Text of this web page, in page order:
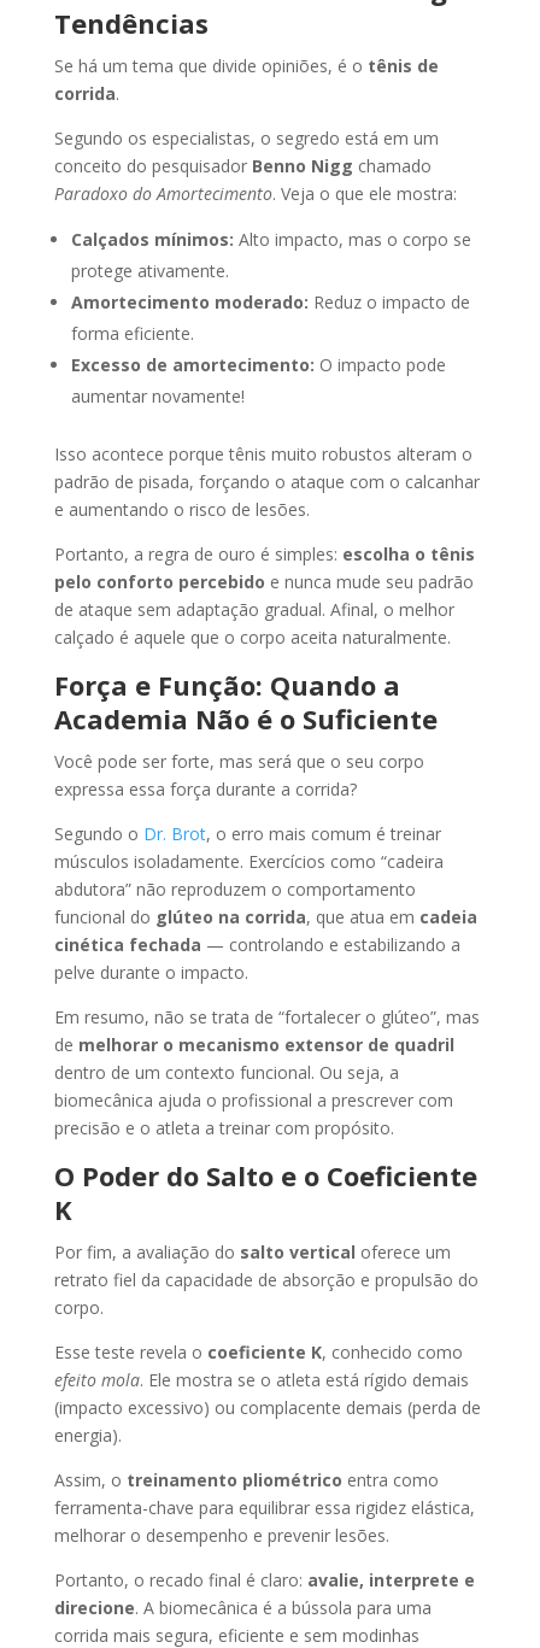
Tendências
Se há um tema que divide opiniões, é o tênis de
corrida.
Segundo os especialistas, o segredo está em um
conceito do pesquisador Benno Nigg chamado
Paradoxo do Amortecimento. Veja o que ele mostra:
Calçados mínimos: Alto impacto, mas o corpo se
protege ativamente.
Amortecimento moderado: Reduz o impacto de
forma eficiente.
Excesso de amortecimento: O impacto pode
aumentar novamente!
Isso acontece porque tênis muito robustos alteram o
padrão de pisada, forçando o ataque com o calcanhar
e aumentando o risco de lesões.
Portanto, a regra de ouro é simples: escolha o tênis
pelo conforto percebido e nunca mude seu padrão
de ataque sem adaptação gradual. Afinal, o melhor
calçado é aquele que o corpo aceita naturalmente.
Força e Função: Quando a
Academia Não é o Suficiente
Você pode ser forte, mas será que o seu corpo
expressa essa força durante a corrida?
Segundo o Dr. Brot, o erro mais comum é treinar
músculos isoladamente. Exercícios como “cadeira
abdutora” não reproduzem o comportamento
funcional do glúteo na corrida, que atua em cadeia
cinética fechada — controlando e estabilizando a
pelve durante o impacto.
Em resumo, não se trata de “fortalecer o glúteo”, mas
de melhorar o mecanismo extensor de quadril
dentro de um contexto funcional. Ou seja, a
biomecânica ajuda o profissional a prescrever com
precisão e o atleta a treinar com propósito.
O Poder do Salto e o Coeficiente
K
Por fim, a avaliação do salto vertical oferece um
retrato fiel da capacidade de absorção e propulsão do
corpo.
Esse teste revela o coeficiente K, conhecido como
efeito mola. Ele mostra se o atleta está rígido demais
(impacto excessivo) ou complacente demais (perda de
energia).
Assim, o treinamento pliométrico entra como
ferramenta-chave para equilibrar essa rigidez elástica,
melhorar o desempenho e prevenir lesões.
Portanto, o recado final é claro: avalie, interprete e
direcione. A biomecânica é a bússola para uma
corrida mais segura, eficiente e sem modinhas